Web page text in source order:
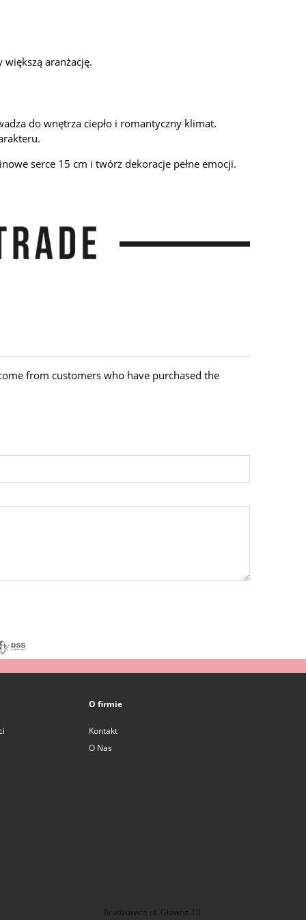
aranżację.
do wnętrza ciepło i romantyczny klimat.
serce 15 cm i twórz dekoracje pełne emocji.
from customers who have purchased the
O firmie
Kontakt
O Nas
Brudzowice ul. Główna 10